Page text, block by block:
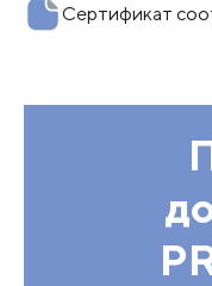
Сертификат